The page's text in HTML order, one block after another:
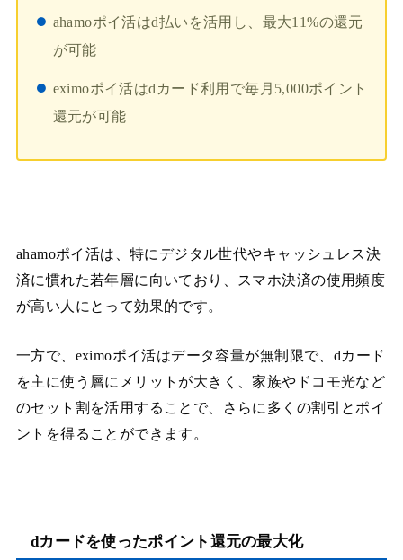
ahamoポイ活はd払いを活用し、最大11%の還元
が可能
eximoポイ活はdカード利用で毎月5,000ポイント
還元が可能
ahamoポイ活は、特にデジタル世代やキャッシュレス決
済に慣れた若年層に向いており、スマホ決済の使用頻度
が高い人にとって効果的です。
一方で、eximoポイ活はデータ容量が無制限で、dカード
を主に使う層にメリットが大きく、家族やドコモ光など
のセット割を活用することで、さらに多くの割引とポイ
ントを得ることができます。
dカードを使ったポイント還元の最大化